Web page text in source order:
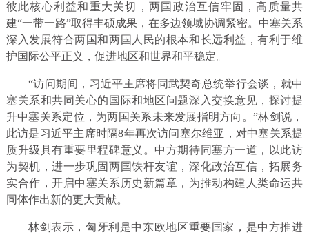
彼此核心利益和重大关切，两国政治互信牢固，高质量共
建“一带一路”取得丰硕成果，在多边领域协调紧密。中塞关系
深入发展符合两国和两国人民的根本和长远利益，有利于维
护国际公平正义，促进地区和世界和平稳定。
“访问期间，习近平主席将同武契奇总统举行会谈，就中
塞关系和共同关心的国际和地区问题深入交换意见，探讨提
升中塞关系定位，为两国关系未来发展指明方向。”林剑说，
此访是习近平主席时隔8年再次访问塞尔维亚，对中塞关系提
质升级具有重要里程碑意义。中方期待同塞方一道，以此访
为契机，进一步巩固两国铁杆友谊，深化政治互信，拓展务
实合作，开启中塞关系历史新篇章，为推动构建人类命运共
同体作出新的更大贡献。
林剑表示，匈牙利是中东欧地区重要国家，是中方推进